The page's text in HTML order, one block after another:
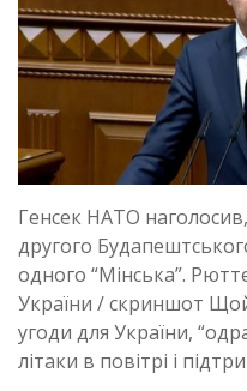
Генсек НАТО
другого
одного “Мінська”.
України / скриншот
угоди для України,
літаки в повітрі і